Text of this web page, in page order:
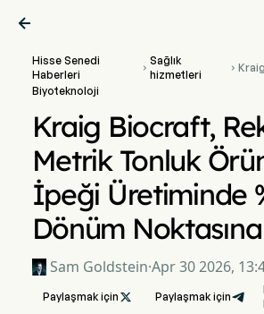

Hisse Senedi
Haberleri

Sağlık
hizmetleri

Biyoteknoloji
Kraig Biocraft,
Metrik Tonluk
İpeği Üretiminde
Dönüm
Sam Goldstein·Apr 30 2026,
Paylaşmak için  Paylaşmak için